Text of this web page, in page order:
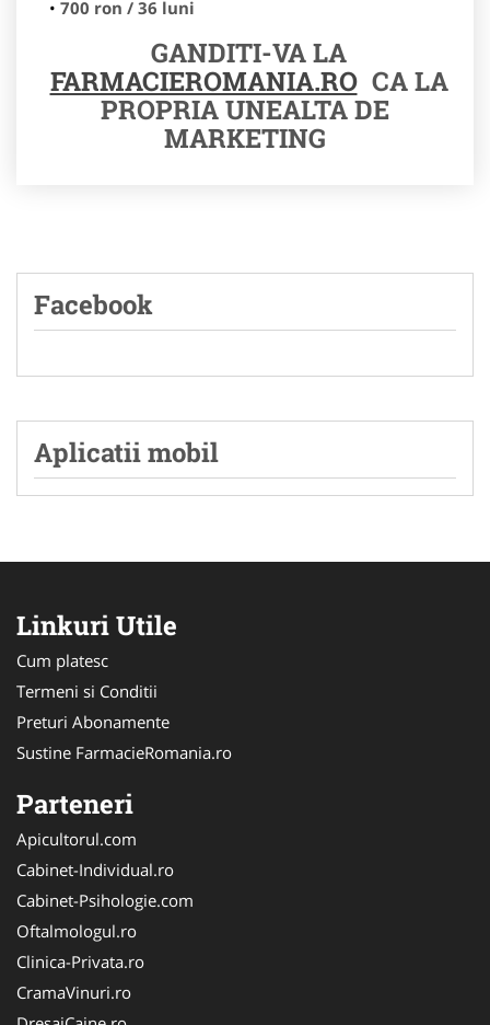
700 ron / 36 luni
GANDITI-VA LA
FARMACIEROMANIA.RO CA LA
PROPRIA UNEALTA DE
MARKETING
Facebook
Aplicatii mobil
Linkuri Utile
Cum platesc
Termeni si Conditii
Preturi Abonamente
Sustine FarmacieRomania.ro
Parteneri
Apicultorul.com
Cabinet-Individual.ro
Cabinet-Psihologie.com
Oftalmologul.ro
Clinica-Privata.ro
CramaVinuri.ro